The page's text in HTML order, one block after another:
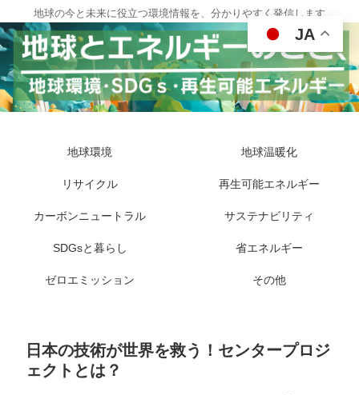
地球の今と未来に役立つ環境情報を、分かりやすく発信します
地球環境 地球温暖化
リサイクル 再生可能エネルギー
カーボンニュートラル サステナビリティ
SDGsと暮らし 省エネルギー
ゼロエミッション その他
日本の技術が世界を救う！センタープロジ
ェクトとは？
JA